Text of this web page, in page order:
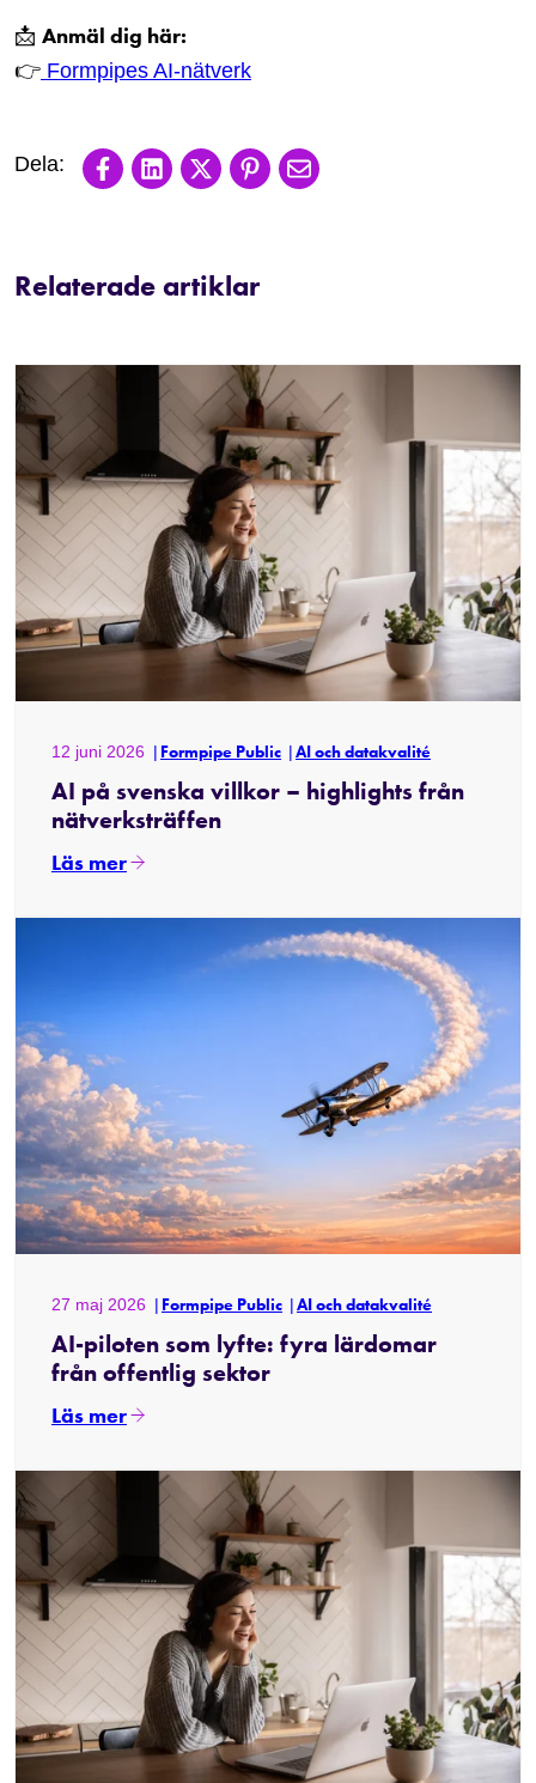
📩 Anmäl dig här:
👉 Formpipes AI-nätverk
Share on Facebook
Share on LinkedIn
Share on XShare on Pinterest
Share via email
Relaterade artiklar
12 juni 2026 Formpipe Public AI och datakvalité
AI på svenska villkor – highlights från
nätverksträffen
Läs mer
27 maj 2026 Formpipe Public AI och datakvalité
AI-piloten som lyfte: fyra lärdomar
från offentlig sektor
Läs mer